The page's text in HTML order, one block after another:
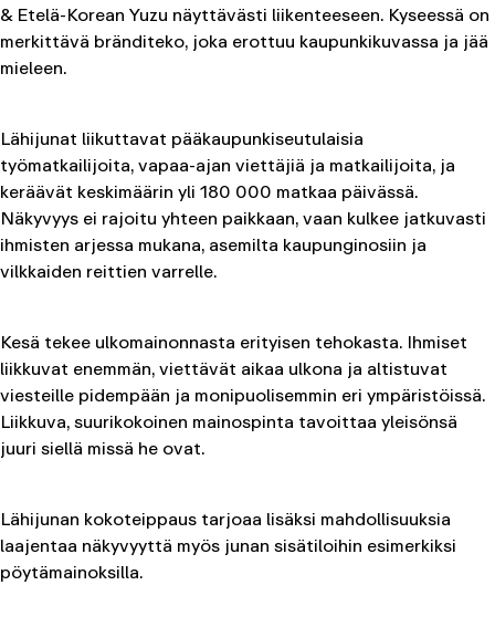
& Etelä-Korean Yuzu näyttävästi liikenteeseen. Kyseessä on
merkittävä bränditeko, joka erottuu kaupunkikuvassa ja jää
mieleen.
Lähijunat liikuttavat pääkaupunkiseutulaisia
työmatkailijoita, vapaa-ajan viettäjiä ja matkailijoita, ja
keräävät keskimäärin yli 180 000 matkaa päivässä.
Näkyvyys ei rajoitu yhteen paikkaan, vaan kulkee jatkuvasti
ihmisten arjessa mukana, asemilta kaupunginosiin ja
vilkkaiden reittien varrelle.
Kesä tekee ulkomainonnasta erityisen tehokasta. Ihmiset
liikkuvat enemmän, viettävät aikaa ulkona ja altistuvat
viesteille pidempään ja monipuolisemmin eri ympäristöissä.
Liikkuva, suurikokoinen mainospinta tavoittaa yleisönsä
juuri siellä missä he ovat.
Lähijunan kokoteippaus tarjoaa lisäksi mahdollisuuksia
laajentaa näkyvyyttä myös junan sisätiloihin esimerkiksi
pöytämainoksilla.